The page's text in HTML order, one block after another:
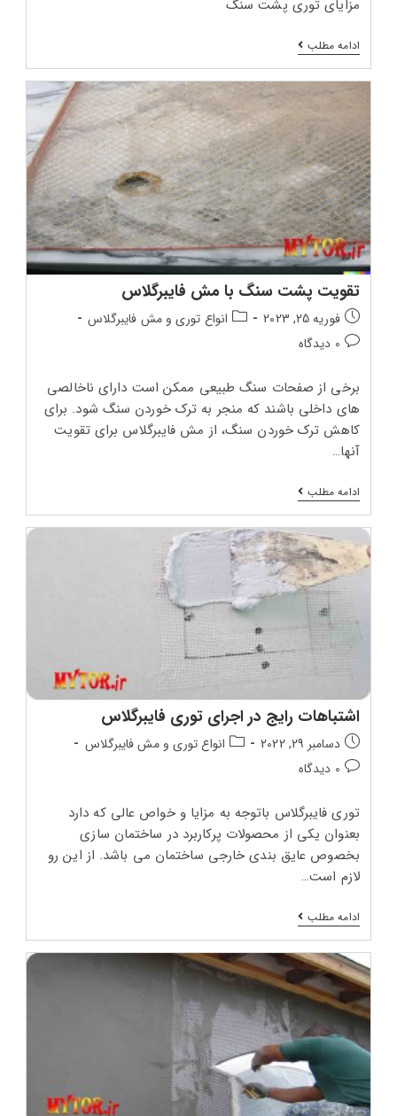
مزایای توری پشت سنگ
ادامه مطلبتوری
پشت
سنگ
چیست؟
تقویت پشت سنگ با مش فایبرگلاس
تاریخ
انتشار
پست:
فوریه 25, 2023
دسته‌بندی
انواع توری و مش فایبرگلاس
دیدگاه‌های
0 دیدگاه
برخی از صفحات سنگ طبیعی ممکن است دارای ناخالصی
های داخلی باشند که منجر به ترک خوردن سنگ شود. برای
کاهش ترک خوردن سنگ، از مش فایبرگلاس برای تقویت
آنها…
ادامه مطلبتقویت
پشت
سنگ
با
مش
فایبرگلاس
اشتباهات رایج در اجرای توری فایبرگلاس
تاریخ
انتشار
پست:
دسامبر 29, 2022
دسته‌بندی
انواع توری و مش فایبرگلاس
دیدگاه‌های
0 دیدگاه
توری فایبرگلاس باتوجه به مزایا و خواص عالی که دارد
بعنوان یکی از محصولات پرکاربرد در ساختمان سازی
بخصوص عایق بندی خارجی ساختمان می باشد. از این رو
لازم است…
ادامه مطلباشتباهات
رایج
در
اجرای
توری
فایبرگلاس